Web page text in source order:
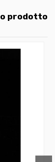
prodotto